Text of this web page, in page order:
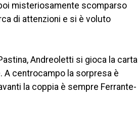
misteriosamente scomparso
di attenzioni e si è voluto
Andreoletti si gioca la carta
A centrocampo la sorpresa è
la coppia è sempre Ferrante-